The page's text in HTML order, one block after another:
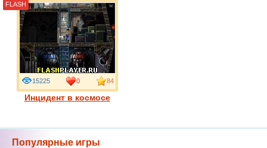
Инцидент в космосе
15225 0 84
FLASH
Популярные игры